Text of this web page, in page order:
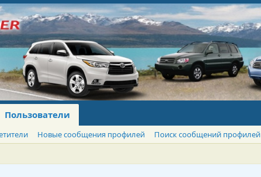
Пользователи
Новые сообщения профилей
Поиск сообщений профилей